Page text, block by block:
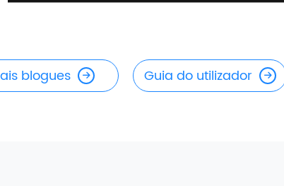
blogues Guia do utilizador